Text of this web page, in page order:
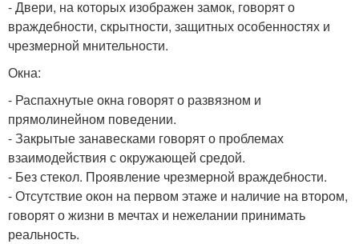
- Двери, на которых изображен замок, говорят о
враждебности, скрытности, защитных особенностях и
чрезмерной мнительности.
Окна:
- Распахнутые окна говорят о развязном и
прямолинейном поведении.
- Закрытые занавесками говорят о проблемах
взаимодействия с окружающей средой.
- Без стекол. Проявление чрезмерной враждебности.
- Отсутствие окон на первом этаже и наличие на втором,
говорят о жизни в мечтах и нежелании принимать
реальность.